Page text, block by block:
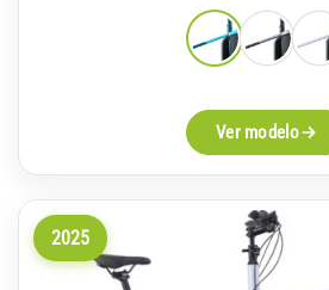
Ver modelo
2025